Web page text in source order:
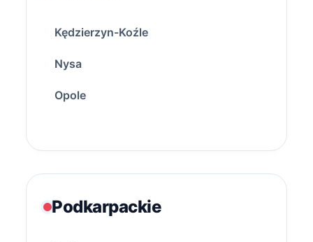
Kędzierzyn-Koźle
Nysa
Opole
Podkarpackie